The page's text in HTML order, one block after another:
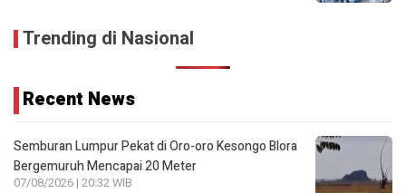
Trending di Nasional
Recent News
Semburan Lumpur Pekat di Oro-oro Kesongo Blora
Bergemuruh Mencapai 20 Meter
07/08/2026 | 20:32 WIB